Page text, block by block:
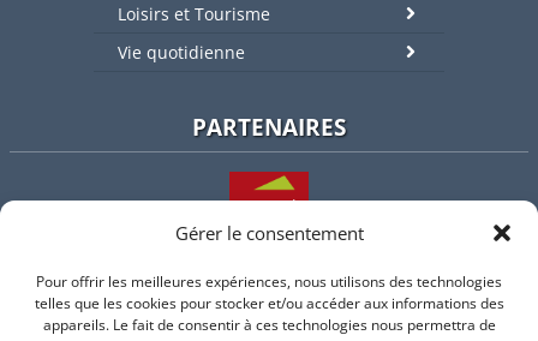
Gérer le consentement
Pour offrir les meilleures expériences, nous utilisons des technologies
telles que les cookies pour stocker et/ou accéder aux informations des
appareils. Le fait de consentir à ces technologies nous permettra de
Loisirs et Tourisme
Vie quotidienne
PARTENAIRES
L'intercommunalité